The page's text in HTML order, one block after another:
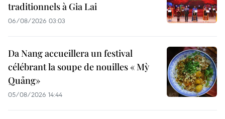
traditionnels à Gia Lai
06/08/2026 03:03
Da Nang accueillera un festival
célébrant la soupe de nouilles « Mỳ
Quảng»
05/08/2026 14:44